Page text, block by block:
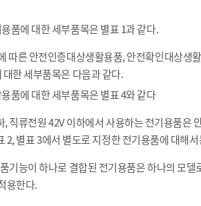
품에 대한 세부품목은 별표 1과 같다.
따른 안전인증대상생활용품, 안전확인대상생
한 세부품목은 다음과 같다.
품에 대한 세부품목은 별표 4와 같다
직류전원 42V 이하에서 사용하는 전기용품은
2, 별표 3에서 별도로 지정한 전기용품에 대해
기능이 하나로 결합된 전기용품은 하나의 모
용한다.